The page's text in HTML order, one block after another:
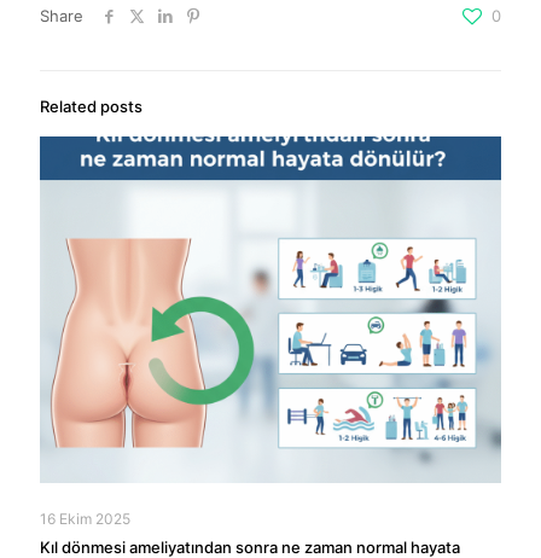
Share 0
Related posts
16 Ekim 2025
Kıl dönmesi ameliyatından sonra ne zaman normal hayata